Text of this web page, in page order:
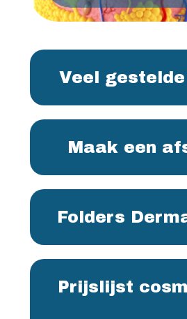
Veel
Maak een
Folders
Prijslijst